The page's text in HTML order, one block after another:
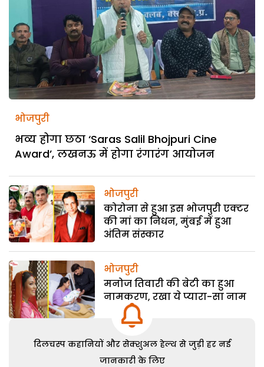
भोजपुरी
भव्य होगा छठा ‘Saras Salil Bhojpuri Cine
Award’, लखनऊ में होगा रंगारंग आयोजन
भोजपुरी
कोरोना से हुआ इस भोजपुरी एक्टर
की मां का निधन, मुंबई में हुआ
अंतिम संस्कार
भोजपुरी
मनोज तिवारी की बेटी का हुआ
नामकरण, रखा ये प्यारा-सा नाम
दिलचस्प कहानियों और सेक्शुअल हेल्थ से जुड़ी हर नई
जानकारी के लिए